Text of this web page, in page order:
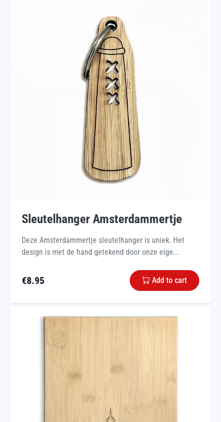
Sleutelhanger Amsterdammertje
Deze Amsterdammertje sleutelhanger is uniek. Het
design is met de hand getekend door onze eige...
€8.95 Add to cart